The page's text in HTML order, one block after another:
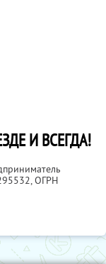
И ВСЕГДА!
, ОГРН